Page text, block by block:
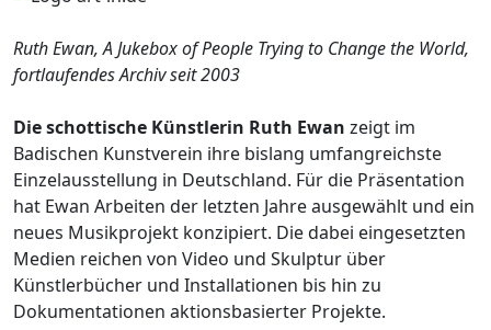
Ruth Ewan, A Jukebox of People Trying to Change the World,
fortlaufendes Archiv seit 2003
Die schottische Künstlerin Ruth Ewan zeigt im
Badischen Kunstverein ihre bislang umfangreichste
Einzelausstellung in Deutschland. Für die Präsentation
hat Ewan Arbeiten der letzten Jahre ausgewählt und ein
neues Musikprojekt konzipiert. Die dabei eingesetzten
Medien reichen von Video und Skulptur über
Künstlerbücher und Installationen bis hin zu
Dokumentationen aktionsbasierter Projekte.